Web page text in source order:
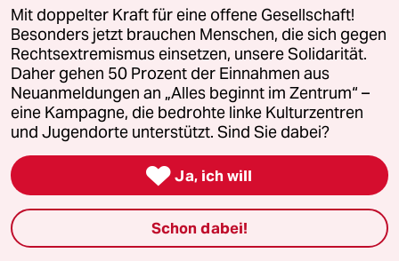
B Brot&Rosen
20.06.2022 , 20:45 Uhr
Der "Offene(r) Brief an Bundeskanzler Scholz"
wurde nun von über 300.000 unterschrieben.
Mit doppelter Kraft für eine offene Gesellschaft!
Besonders jetzt brauchen Menschen, die sich gegen
Rechtsextremismus einsetzen, unsere Solidarität.
Daher gehen 50 Prozent der Einnahmen aus
Neuanmeldungen an „Alles beginnt im Zentrum“ –
eine Kampagne, die bedrohte linke Kulturzentren
und Jugendorte unterstützt. Sind Sie dabei?
 Ja, ich will
Schon dabei!